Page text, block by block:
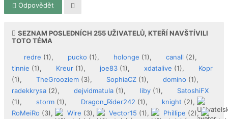
Odpovědět
SEZNAM POSLEDNÍCH 255UŽIVATELŮ, KTEŘÍ NAVŠTÍVILI
TOTO TÉMA
redre (1), pucko (1), holonge (1), canall (2),
tinnie (1), Kreur (1), joe83 (1), xdatalive (1),
Kopr
(1),
TheGrooziem (3), SophiaCZ (1), domino (1),
radekkrysa (2), dejvidmatula (1), liby (1),
SatoshiFX
(1),
storm (1), Dragon_Rider242 (1), knight (2),
RoMeiRo (3), Wire (3), Vector15 (1), Phillipe (2),